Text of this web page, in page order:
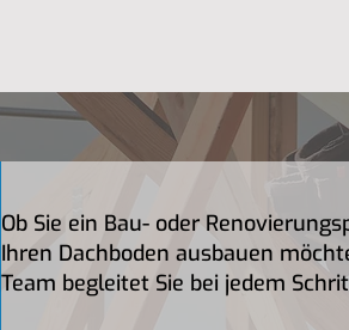
Ob Sie ein Bau- oder
Ihren Dachboden ausbauen
Team begleitet Sie bei jedem